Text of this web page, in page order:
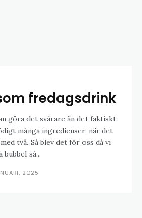
fredagsdrink
göra det svårare än det faktiskt
många ingredienser, när det
två. Så blev det för oss då vi
bubbel så...
2025